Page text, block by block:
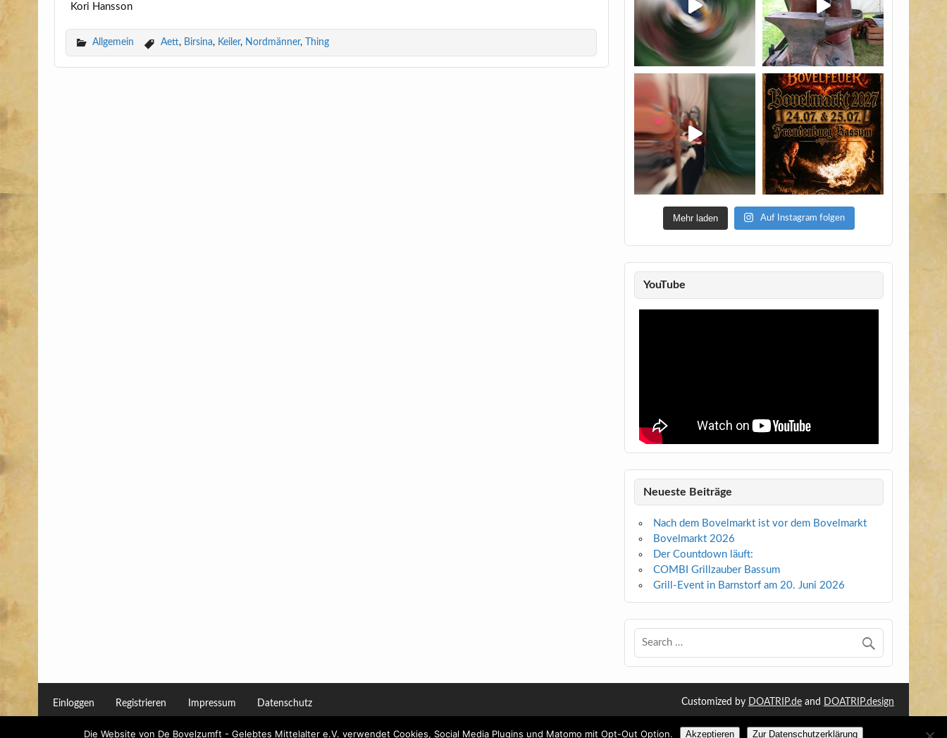
Kori Hans­son
Allgemein Aett, Birsina, Keiler, Nordmänner, Thing
Mehr laden Auf Instagram folgen
YouTube
Neueste Beiträge
Nach dem Bovelmarkt ist vor dem Bovelmarkt
Bovelmarkt 2026
Der Countdown läuft:
COMBI Grillzauber Bassum
Grill-Event in Barnstorf am 20. Juni 2026
Einloggen Registrieren Impressum Datenschutz Customized by DOATRIP.deand DOATRIP.design
Die Website von De Bovelzumft - Gelebtes Mittelalter e.V. verwendet Cookies, Social Media Plugins und Matomo mit Opt-Out Option. Akzeptieren Zur Datenschutzerklärung